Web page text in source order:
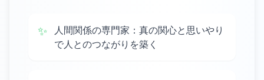
✨
人間関係の専門家：真の関心と思いやり
で人とのつながりを築く